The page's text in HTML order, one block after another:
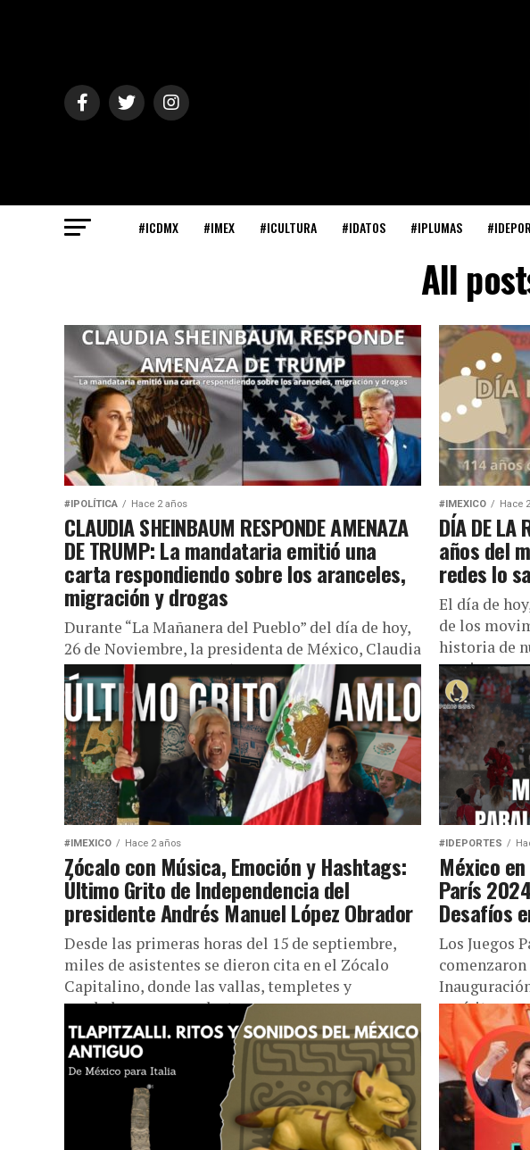
#ICDMX #IMEX #ICULTURA #IDATOS #IPLUMAS
All
#IPOLÍTICA Hace 2 años
CLAUDIA SHEINBAUM RESPONDE AMENAZA
DE TRUMP: La mandataria emitió una
carta respondiendo sobre los aranceles,
migración y drogas
Durante “La Mañanera del Pueblo” del día de hoy,
26 de Noviembre, la presidenta de México, Claudia
Sheinbaum Pardo, habló acerca de las amenazas
del presidente...
#IMEXICO Hace
DÍA DE LA
años del
redes lo
El día de
de los
historia de
gracias a...
#IMEXICO Hace 2 años
Zócalo con Música, Emoción y Hashtags:
Último Grito de Independencia del
presidente Andrés Manuel López Obrador
Desde las primeras horas del 15 de septiembre,
miles de asistentes se dieron cita en el Zócalo
Capitalino, donde las vallas, templetes y
vendedores con productos...
#IDEPORTES
México
París
Desafíos
Los Juegos
espíritu